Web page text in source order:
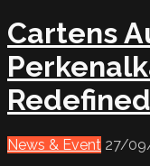
Cartens
News & Event 27/